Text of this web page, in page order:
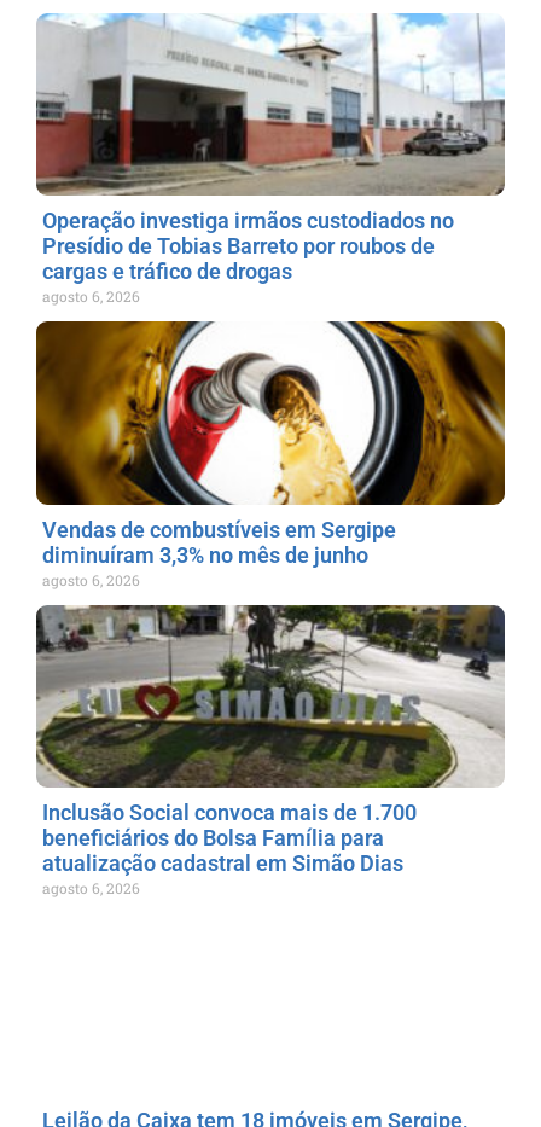
Operação investiga irmãos custodiados no
Presídio de Tobias Barreto por roubos de
cargas e tráfico de drogas
agosto 6, 2026
Vendas de combustíveis em Sergipe
diminuíram 3,3% no mês de junho
agosto 6, 2026
Inclusão Social convoca mais de 1.700
beneficiários do Bolsa Família para
atualização cadastral em Simão Dias
agosto 6, 2026
Leilão da Caixa tem 18 imóveis em Sergipe,